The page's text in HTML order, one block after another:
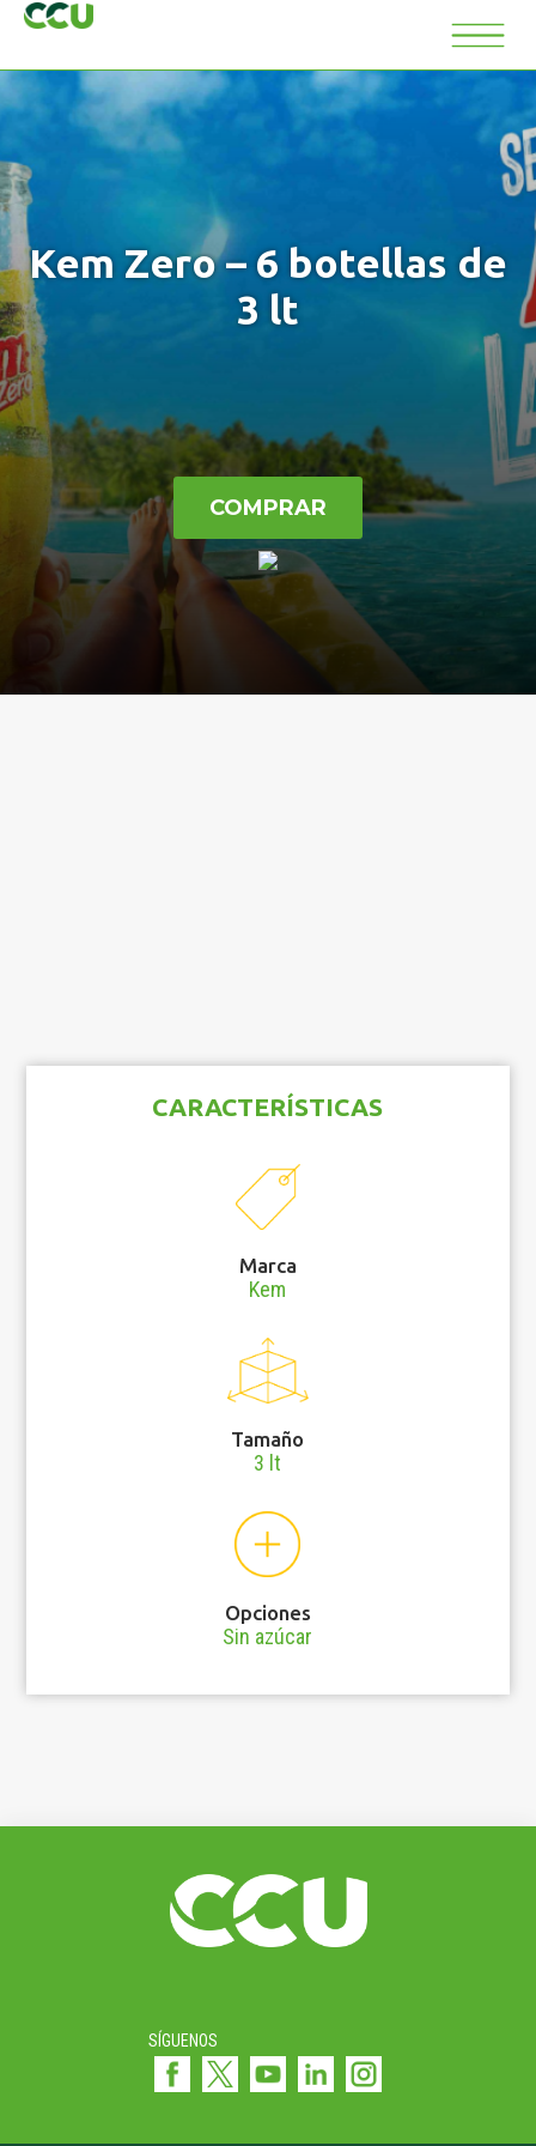
Kem Zero – 6 botellas de
3 lt
COMPRAR
CARACTERÍSTICAS
Marca
Kem
Tamaño
3 lt
Opciones
Sin azúcar
SÍGUENOS